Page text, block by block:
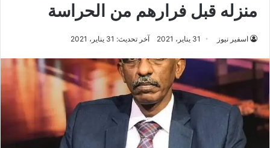
منزله قبل فرارهم من الحراسة
اسفير نيوز 31 يناير، 2021 آخر تحديث: 31 يناير، 2021